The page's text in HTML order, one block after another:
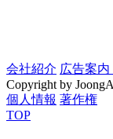
会社紹介 広告案
Copyright by
個人情報 著作権
TOP